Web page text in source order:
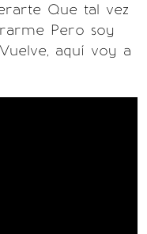
Que tal vez
Pero soy
aquí voy a